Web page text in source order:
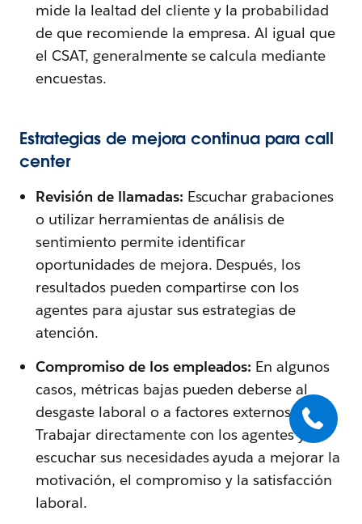
mide la lealtad del cliente y la probabilidad
de que recomiende la empresa. Al igual que
el CSAT, generalmente se calcula mediante
encuestas.
Estrategias de mejora continua para call
center
Revisión de llamadas: Escuchar grabaciones
o utilizar herramientas de análisis de
sentimiento permite identificar
oportunidades de mejora. Después, los
resultados pueden compartirse con los
agentes para ajustar sus estrategias de
atención.
Compromiso de los empleados: En algunos
casos, métricas bajas pueden deberse al
desgaste laboral o a factores externos.
Trabajar directamente con los agentes y
escuchar sus necesidades ayuda a mejorar la
motivación, el compromiso y la satisfacción
laboral.